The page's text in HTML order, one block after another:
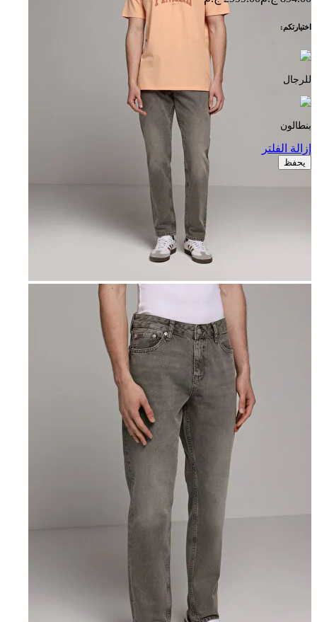
اختيارتكم:
للرجال
بنطالون
إزالة الفلتر
يحفظ